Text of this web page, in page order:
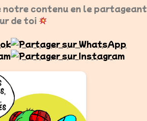
contenu en le partageant
de toi